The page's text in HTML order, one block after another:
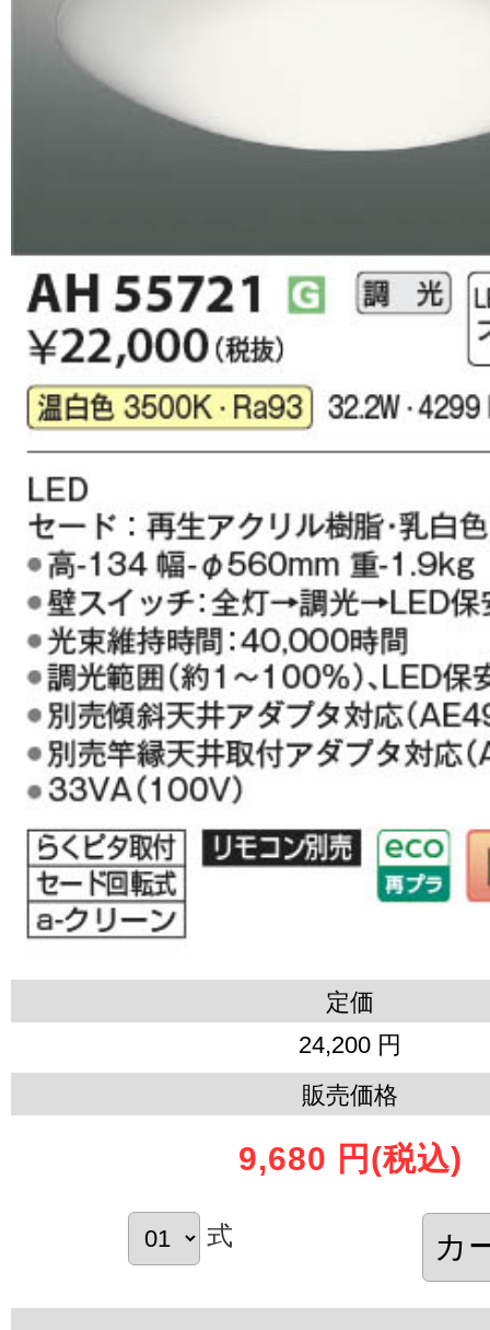
定価
24,200 円
販売価格
9,680 円 (税込)
式